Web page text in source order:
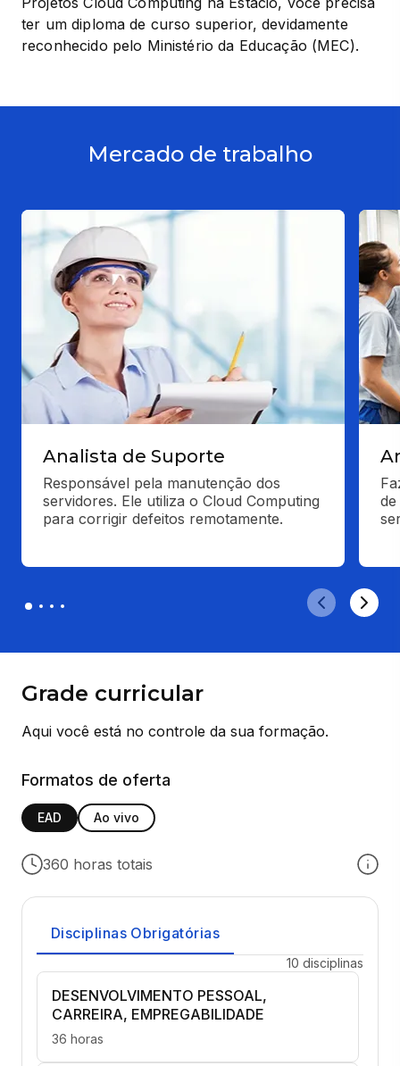
ter um diploma de curso superior, devidamente
reconhecido pelo Ministério da Educação (MEC).
Mercado de trabalho
Analista de Suporte
Responsável pela manutenção dos
servidores. Ele utiliza o Cloud Computing
para corrigir defeitos remotamente.
Grade curricular
Aqui você está no controle da sua formação.
Formatos de oferta
EAD Ao vivo
360 horas totais
Disciplinas Obrigatórias
10 disciplinas
DESENVOLVIMENTO PESSOAL,
CARREIRA, EMPREGABILIDADE
36 horas